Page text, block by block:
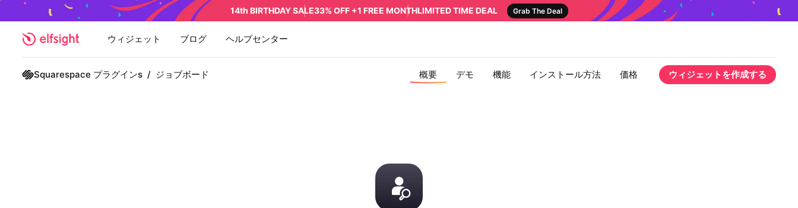
14th BIRTHDAY SALE33% OFF +1 FREE MONTHLIMITED TIME DEAL Grab The Deal
ウィジェット ブログ ヘルプセンター
Squarespace プラグインs / ジョブボード 概要 デモ 機能 インストール方法 価格 ウィジェットを作成する